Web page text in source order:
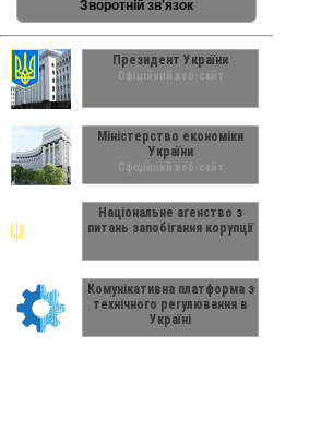
Зворотній зв'язок
Президент України
Офіційний веб-сайт
Міністерство економіки
України
Офіційний веб-сайт
Національне агенство з
питань запобігання корупції
Комунікативна платформа з
технічного регулювання в
Україні